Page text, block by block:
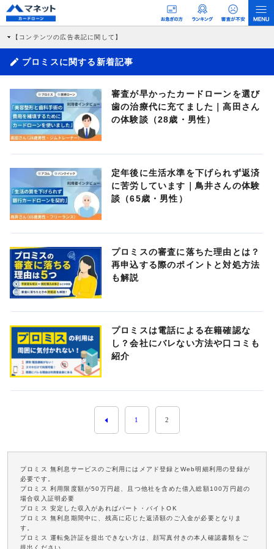
【コンテンツの広告表記に関して】
す。 これらの広告を経由して読者が企業ホームページを訪れ、成約が発生すると弊
社に対して企業から紹介報酬が支払われるという収益モデルです。 ただし、特定の
商品を根拠なくPRするものではなく、当編集部の調査／ユーザーへの口コミ収集な
>提携企業一覧
プロミスに関する新着記事
審査が早かったカードローンを選び
歯の治療代に充てました｜高田さん
の体験談（28歳・男性）
定年後に生活水準を下げられず返済
に苦労しています｜鳥井さんの体験
談（65歳・男性）
プロミスの審査に落ちた理由とは？
再申込する際のポイントと対処方法
も解説
プロミスは電話による在籍確認な
し？会社にバレない方法や口コミも
紹介
1 2
プロミス 無利息サービスのご利用にはメアド登録とWeb明細利用の登録が
必要です。
プロミス 利用限度額が50万円超、且つ他社を含めた借入総額100万円超の
場合収入証明必要
プロミス 安定した収入があればパート・バイトOK
プロミス 無利息期間中に、残高に応じた返済額のご入金が必要となりま
す。
プロミス 運転免許証を提出できない方は、顔写真付きの本人確認書類をご
提出ください。